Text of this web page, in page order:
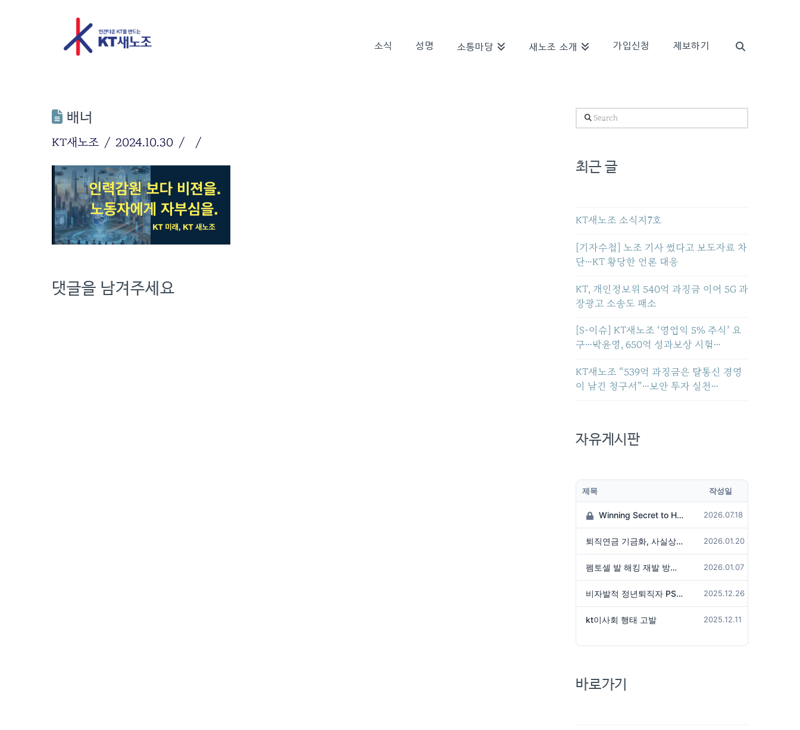
소식 성명 소통마당 새노조 소개 가입신청 제보하기
배너
KT새노조 2024.10.30
댓글을 남겨주세요
Search
최근 글
KT새노조 소식지7호
[기자수첩] 노조 기사 썼다고 보도자료 차
단…KT 황당한 언론 대응
KT, 개인정보위 540억 과징금 이어 5G 과
장광고 소송도 패소
[S-이슈] KT새노조 ‘영업익 5% 주식’ 요
구…박윤영, 650억 성과보상 시험…
KT새노조 “539억 과징금은 탈통신 경영
이 남긴 청구서”…보안 투자 실천…
자유게시판
제목 작성일
Winning Secret to Hit the Jackpot! 2026.07.18
퇴직연금 기금화, 사실상 국가가 관리하겠다는 것인가? 2026.01.20
펨토셀 발 해킹 재발 방지 위해서는 2026.01.07
비자발적 정년퇴직자 PS성과급 미지급은 임금체불 아닌가? 2025.12.26
kt이사회 행태 고발 2025.12.11
바로가기